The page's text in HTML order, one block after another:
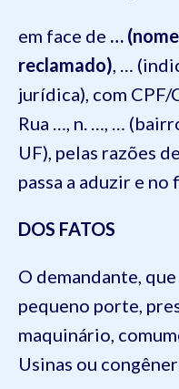
em face de …
reclamado), …
jurídica), com CPF/
Rua …, n. …, …
UF), pelas razões
passa a aduzir e no
DOS FATOS
O demandante, que
pequeno porte,
maquinário,
Usinas ou